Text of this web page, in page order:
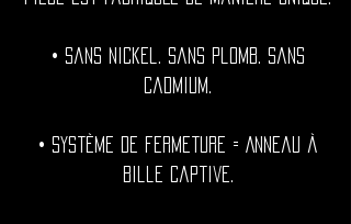
• Sans nickel. Sans plomb. Sans
cadmium.
• Système de fermeture = Anneau à
bille captive.